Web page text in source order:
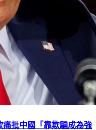
批中國「靠欺騙成為強